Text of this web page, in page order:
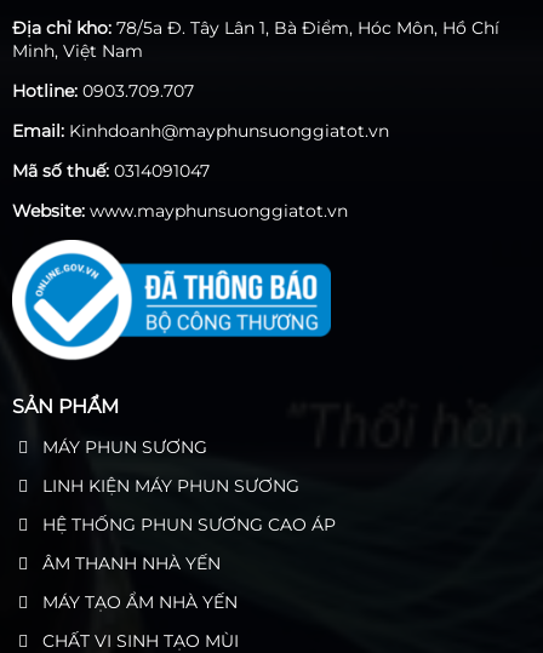
Địa chỉ kho: 78/5a Đ. Tây Lân 1, Bà Điểm, Hóc Môn, Hồ Chí
Minh, Việt Nam
Hotline: 0903.709.707
Email: Kinhdoanh@mayphunsuonggiatot.vn
Mã số thuế: 0314091047
Website: www.mayphunsuonggiatot.vn
SẢN PHẨM
MÁY PHUN SƯƠNG
LINH KIỆN MÁY PHUN SƯƠNG
HỆ THỐNG PHUN SƯƠNG CAO ÁP
ÂM THANH NHÀ YẾN
MÁY TẠO ẨM NHÀ YẾN
CHẤT VI SINH TẠO MÙI